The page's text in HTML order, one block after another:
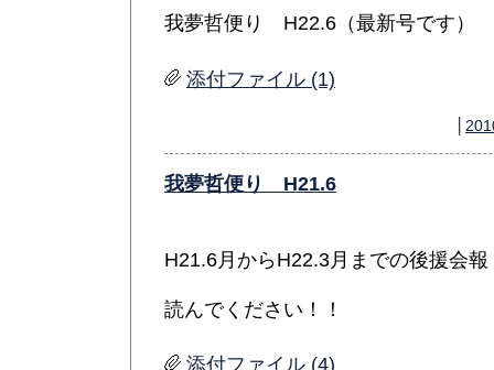
我夢哲便り H22.6（最新号です）
添付ファイル (1)
我夢哲便り H21.6
H21.6月からH22.3月までの後援会
読んでください！！
添付ファイル (4)